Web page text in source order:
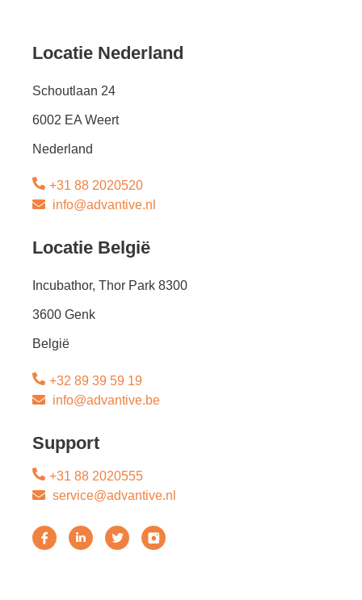
Locatie Nederland
Schoutlaan 24
6002 EA Weert
Nederland
+31 88 2020520
info@advantive.nl
Locatie België
Incubathor, Thor Park 8300
3600 Genk
België
+32 89 39 59 19
info@advantive.be
Support
+31 88 2020555
service@advantive.nl